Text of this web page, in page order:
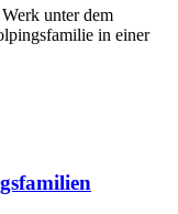
unter dem
in einer